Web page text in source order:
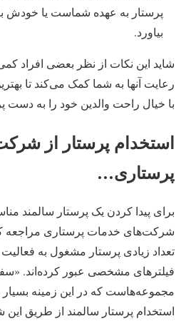
پرستار به عهده شماست یا خودش
بیاورد.
شاید این نکات از نظر بعضی افراد کمی
رعایت آنها به شما کمک می‌کند تا
با خیال راحت والدین خود را به دست
استخدام پرستار از
پرستاری…
برای پیدا کردن یک پرستار سالمند
شرکت‌های خدمات پرستاری مراجعه
تعداد زیادی پرستار مشغول به
فیلترهای مشخصی عبور کرده‌اند.
مجموعه‌هاست که در این زمینه
استخدام پرستار سالمند از طریق